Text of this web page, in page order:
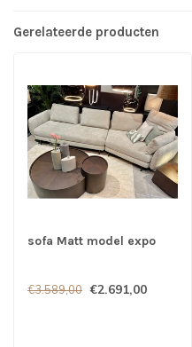
Gerelateerde producten
sofa Matt model expo
€3.589,00 €2.691,00